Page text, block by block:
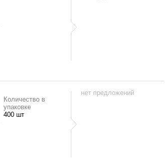
Количество в
упаковке
400 шт
нет предложений